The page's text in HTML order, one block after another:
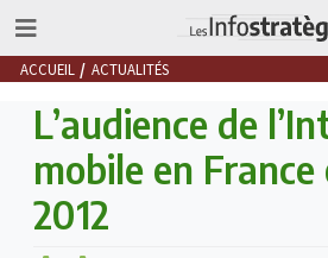
ACCUEIL ACTUALITÉS
L’audience de
mobile en France
2012